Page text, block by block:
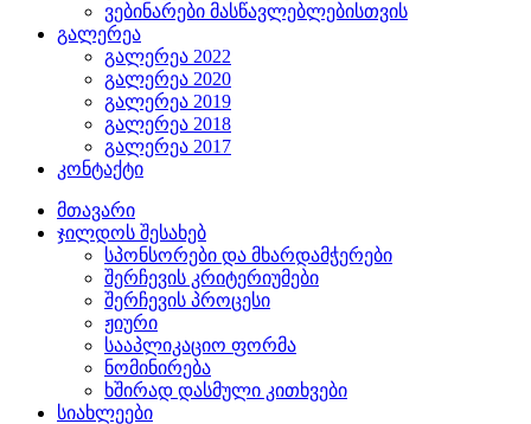
ვებინარები მასწავლებლებისთვის
გალერეა
გალერეა 2022
გალერეა 2020
გალერეა 2019
გალერეა 2018
გალერეა 2017
კონტაქტი
მთავარი
ჯილდოს შესახებ
სპონსორები და მხარდამჭერები
შერჩევის კრიტერიუმები
შერჩევის პროცესი
ჟიური
სააპლიკაციო ფორმა
ნომინირება
ხშირად დასმული კითხვები
სიახლეები